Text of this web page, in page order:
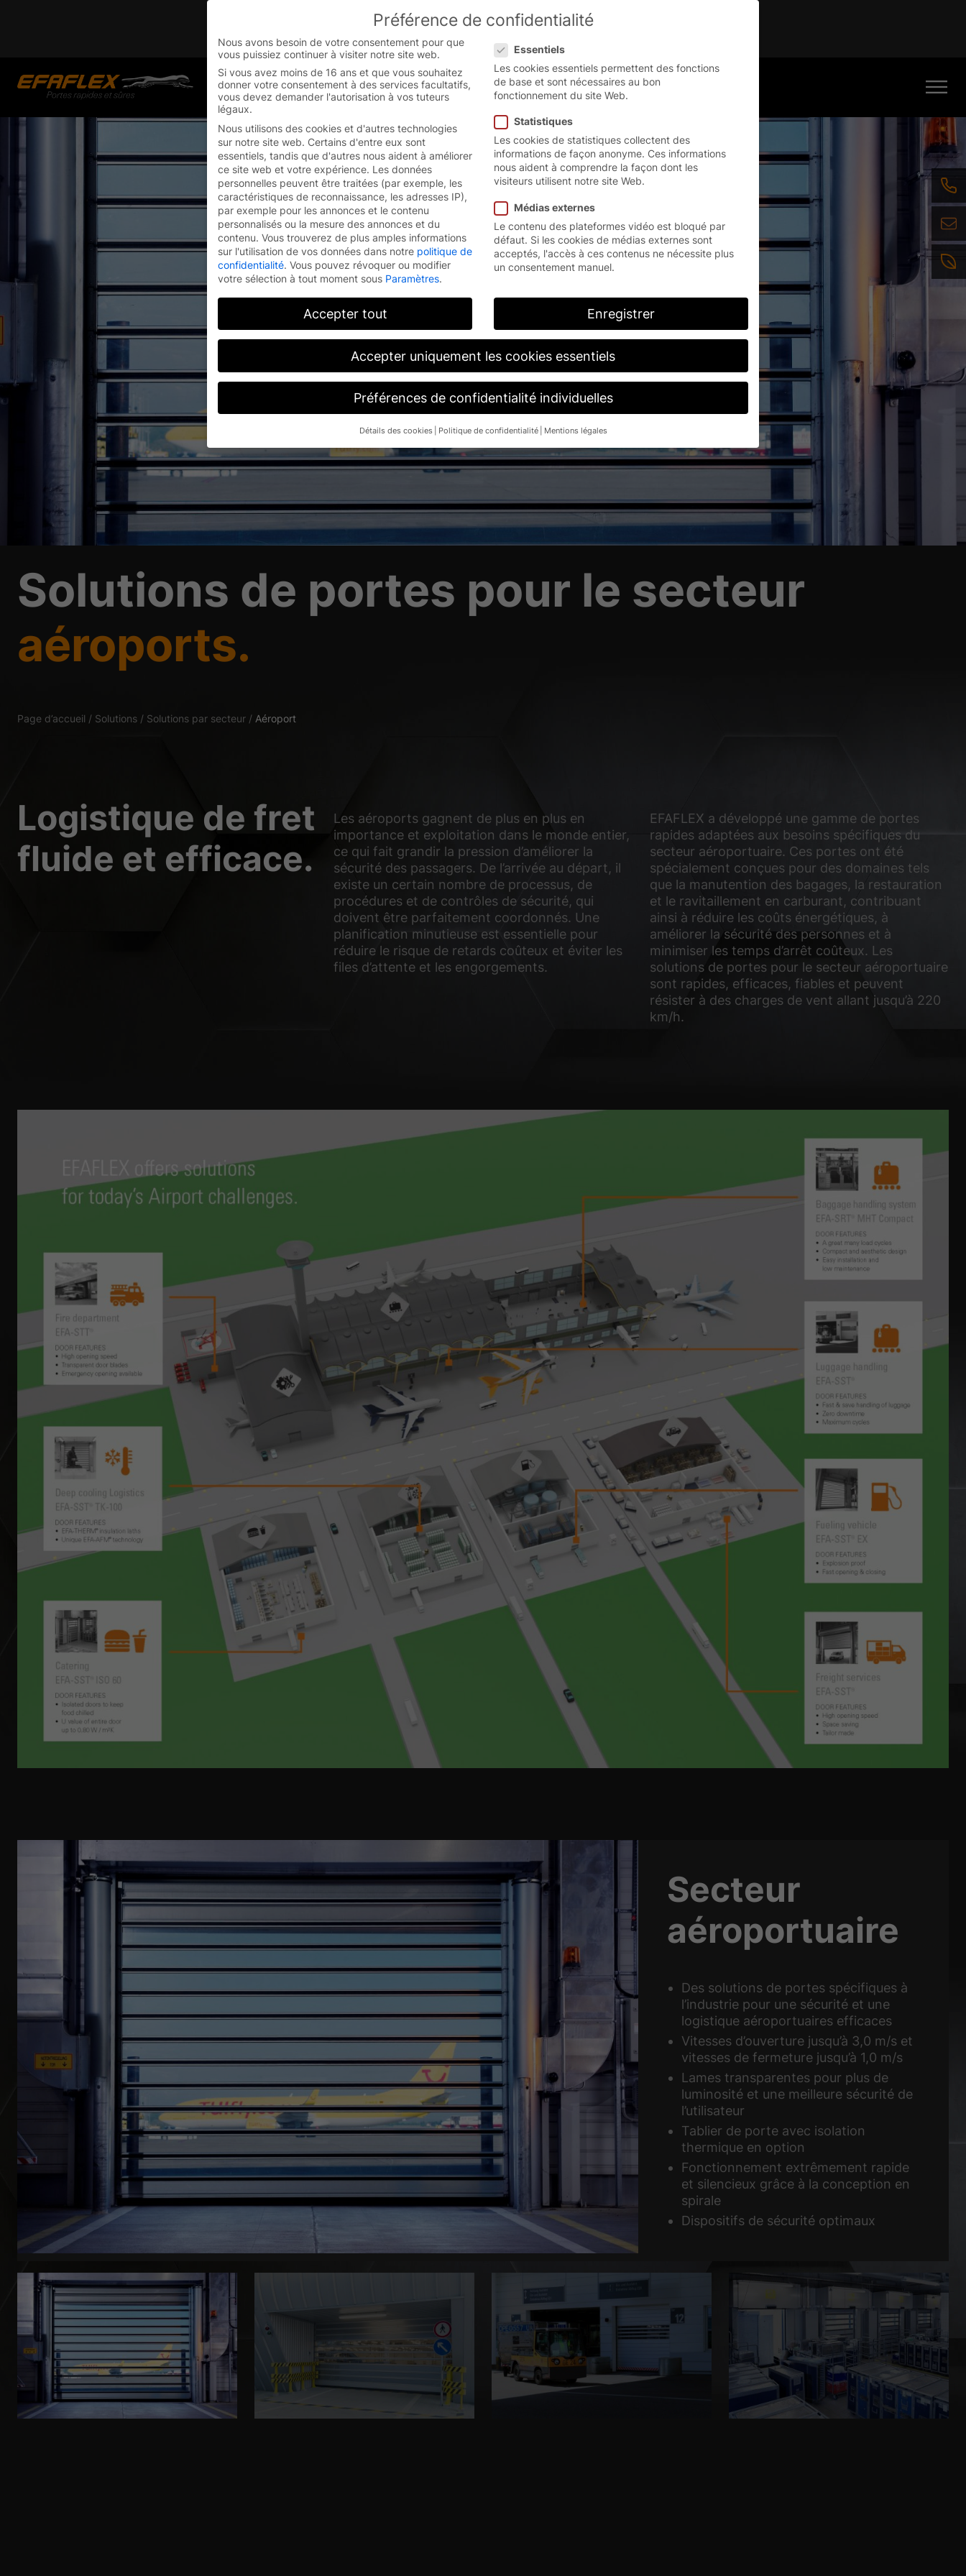
You are currently on the French website.
English
Solutions de portes pour le secteur
aéroports.
Page d’accueil / Solutions / Solutions par secteur / Aéroport
Logistique de fret
fluide et efficace.
Les aéroports gagnent de plus en plus en
importance et exploitation dans le monde entier,
ce qui fait grandir la pression d’améliorer la
sécurité des passagers. De l’arrivée au départ, il
existe un certain nombre de processus, de
procédures et de contrôles de sécurité, qui
doivent être parfaitement coordonnés. Une
planification minutieuse est essentielle pour
réduire le risque de retards coûteux et éviter les
files d’attente et les engorgements.
EFAFLEX a développé une gamme de portes
rapides adaptées aux besoins spécifiques du
secteur aéroportuaire. Ces portes ont été
spécialement conçues pour des domaines tels
que la manutention des bagages, la restauration
et le ravitaillement en carburant, contribuant
ainsi à réduire les coûts énergétiques, à
améliorer la sécurité des personnes et à
minimiser les temps d’arrêt coûteux. Les
solutions de portes pour le secteur aéroportuaire
sont rapides, efficaces, fiables et peuvent
résister à des charges de vent allant jusqu’à 220
km/h.
Secteur
aéroportuaire
Des solutions de portes spécifiques à
l’industrie pour une sécurité et une
logistique aéroportuaires efficaces
Vitesses d’ouverture jusqu’à 3,0 m/s et
vitesses de fermeture jusqu’à 1,0 m/s
Lames transparentes pour plus de
luminosité et une meilleure sécurité de
l’utilisateur
Tablier de porte avec isolation
thermique en option
Fonctionnement extrêmement rapide
et silencieux grâce à la conception en
spirale
Dispositifs de sécurité optimaux
Préférence de confidentialité
Nous avons besoin de votre consentement pour que
vous puissiez continuer à visiter notre site web.
Si vous avez moins de 16 ans et que vous souhaitez
donner votre consentement à des services facultatifs,
vous devez demander l'autorisation à vos tuteurs
légaux.
Nous utilisons des cookies et d'autres technologies
sur notre site web. Certains d'entre eux sont
essentiels, tandis que d'autres nous aident à améliorer
ce site web et votre expérience. Les données
personnelles peuvent être traitées (par exemple, les
caractéristiques de reconnaissance, les adresses IP),
par exemple pour les annonces et le contenu
personnalisés ou la mesure des annonces et du
contenu. Vous trouverez de plus amples informations
sur l'utilisation de vos données dans notre politique de
confidentialité. Vous pouvez révoquer ou modifier
votre sélection à tout moment sous Paramètres.
Essentiels
Les cookies essentiels permettent des fonctions
de base et sont nécessaires au bon
fonctionnement du site Web.
Statistiques
Les cookies de statistiques collectent des
informations de façon anonyme. Ces informations
nous aident à comprendre la façon dont les
visiteurs utilisent notre site Web.
Médias externes
Le contenu des plateformes vidéo est bloqué par
défaut. Si les cookies de médias externes sont
acceptés, l'accès à ces contenus ne nécessite plus
un consentement manuel.
Accepter tout Enregistrer
Accepter uniquement les cookies essentiels
Préférences de confidentialité individuelles
Détails des cookies Politique de confidentialité Mentions légales
Préférence de confidentialité
Si vous avez moins de 16 ans et que vous souhaitez donner votre consentement à des services facultatifs, vous
Nous utilisons des cookies et d'autres technologies sur notre site web. Certains d'entre eux sont essentiels,
tandis que d'autres nous aident à améliorer ce site web et votre expérience. Les données personnelles peuvent
être traitées (par exemple, les caractéristiques de reconnaissance, les adresses IP), par exemple pour les
annonces et le contenu personnalisés ou la mesure des annonces et du contenu. Vous trouverez de plus amples
les informations détaillées et sélectionner certains cookies seulement.
Accepter tout Enregistrer Accepter uniquement les cookies essentiels
Préférence de confidentialité
Essentiels (1)
Statistiques (2)
Médias externes (3)
Le contenu des plateformes vidéo est bloqué par défaut. Si les cookies de médias externes sont acceptés, l'accès à ces contenus
ne nécessite plus un consentement manuel.
Afficher les informations du cookie
Politique de confidentialité Mentions légales